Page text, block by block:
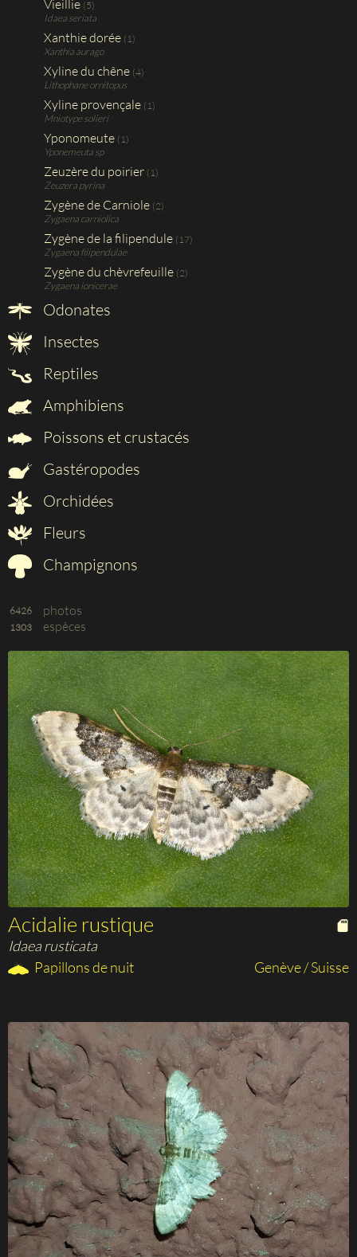
Vieillie (5)
Idaea seriata
Xanthie dorée (1)
Xanthia aurago
Xyline du chêne (4)
Lithophane ornitopus
Xyline provençale (1)
Mniotype solieri
Yponomeute (1)
Yponemeuta sp
Zeuzère du poirier (1)
Zeuzera pyrina
Zygène de Carniole (2)
Zygaena carniolica
Zygène de la filipendule (17)
Zygaena filipendulae
Zygène du chèvrefeuille (2)
Zygaena ionicerae
Odonates
Insectes
Reptiles
Amphibiens
Poissons et crustacés
Gastéropodes
Orchidées
Fleurs
Champignons
6426 photos
1303 espèces
Acidalie rustique
Idaea rusticata
Papillons de nuit
Genève / Suisse